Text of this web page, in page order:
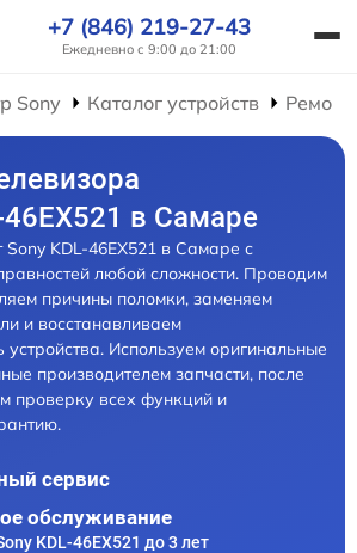
+7 (846) 219-27-43
Ежедневно с 9:00 до 21:00
Sony Каталог устройств Ремонт
46EX521 в Самаре
KDL-46EX521 в Самаре с
любой сложности. Проводим
причины поломки, заменяем
и восстанавливаем
устройства. Используем оригинальные
производителем запчасти, после
проверку всех функций и
сервис
обслуживание
KDL-46EX521 до 3 лет